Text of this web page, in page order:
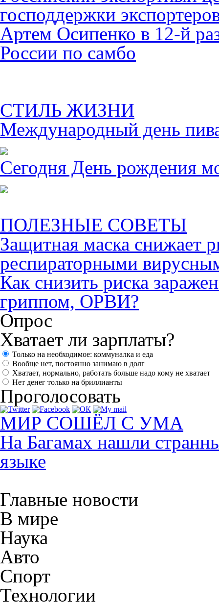
господдержки
Артем Осипенко в 12-й
России по самбо
СТИЛЬ ЖИЗНИ
Международный день
Сегодня День рождения
ПОЛЕЗНЫЕ СОВЕТЫ
Защитная маска снижает
респираторными
Как снизить риска
гриппом, ОРВИ?
Опрос
Хватает ли зарплаты?
Только на необходимое: коммуналка и еда
Вообще нет, постоянно занимаю в долг
Хватает, нормально, работать больше надо кому не хватает
Нет денег только на бриллианты
Проголосовать
МИР СОШЁЛ С УМА
На Багамах нашли
языке
Главные новости
В мире
Наука
Авто
Спорт
Технологии